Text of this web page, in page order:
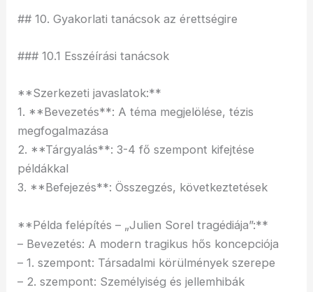
## 10. Gyakorlati tanácsok az érettségire
### 10.1 Esszéírási tanácsok
**Szerkezeti javaslatok:**
1. **Bevezetés**: A téma megjelölése, tézis
megfogalmazása
2. **Tárgyalás**: 3-4 fő szempont kifejtése
példákkal
3. **Befejezés**: Összegzés, következtetések
**Példa felépítés – „Julien Sorel tragédiája”:**
– Bevezetés: A modern tragikus hős koncepciója
– 1. szempont: Társadalmi körülmények szerepe
– 2. szempont: Személyiség és jellemhibák